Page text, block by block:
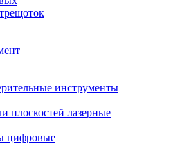
инструменты
плоскостей лазерные
цифровые